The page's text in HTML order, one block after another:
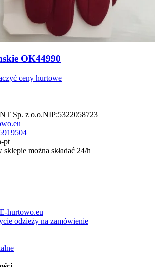
OK44990
ceny hurtowe
Sp. z o.o.NIP:5322058723
pt
można składać 24/h
hurtowo.eu
odzieży na zamówienie